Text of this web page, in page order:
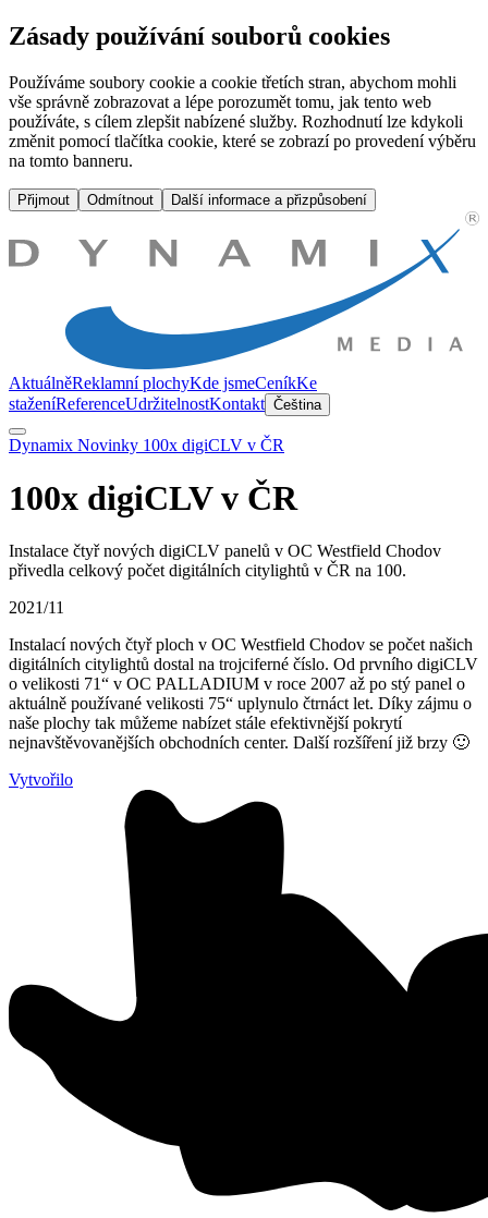
100x digiCLV v ČR | Dynamix Media
Zásady používání souborů cookies
Používáme soubory cookie a cookie třetích stran, abychom mohli
vše správně zobrazovat a lépe porozumět tomu, jak tento web
používáte, s cílem zlepšit nabízené služby. Rozhodnutí lze kdykoli
změnit pomocí tlačítka cookie, které se zobrazí po provedení výběru
na tomto banneru.
Přijmout Odmítnout Další informace a přizpůsobení
AktuálněReklamní plochyKde jsmeCeníkKe
staženíReferenceUdržitelnostKontakt Čeština
Dynamix Novinky 100x digiCLV v ČR
100x digiCLV v ČR
Instalace čtyř nových digiCLV panelů v OC Westfield Chodov
přivedla celkový počet digitálních citylightů v ČR na 100.
2021/11
Instalací nových čtyř ploch v OC Westfield Chodov se počet našich
digitálních citylightů dostal na trojciferné číslo. Od prvního digiCLV
o velikosti 71“ v OC PALLADIUM v roce 2007 až po stý panel o
aktuálně používané velikosti 75“ uplynulo čtrnáct let. Díky zájmu o
naše plochy tak můžeme nabízet stále efektivnější pokrytí
nejnavštěvovanějších obchodních center. Další rozšíření již brzy 🙂
Vytvořilo